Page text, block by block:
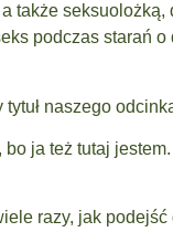
także
podczas starań o
naszego
bo ja też tutaj
razy, jak